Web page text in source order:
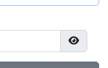
Prikaži